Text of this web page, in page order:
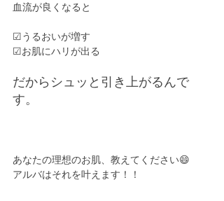
血流が良くなると
☑︎うるおいが増す
☑︎お肌にハリが出る
だからシュッと引き上がるんで
す。
あなたの理想のお肌、教えてください😄
アルバはそれを叶えます！！